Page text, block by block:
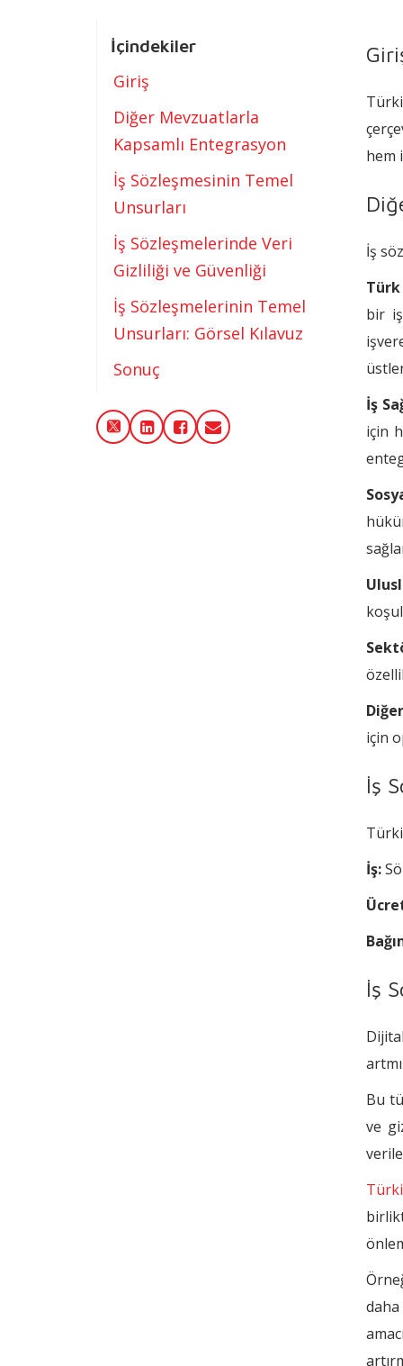
İçindekiler
Giriş
Diğer Mevzuatlarla
Kapsamlı Entegrasyon
İş Sözleşmesinin Temel
Unsurları
İş Sözleşmelerinde Veri
Gizliliği ve Güvenliği
İş Sözleşmelerinin Temel
Unsurları: Görsel Kılavuz
Sonuç
hem
İş
Türk
bir
İş
için
için
İş
İş:
İş
Bu
ve